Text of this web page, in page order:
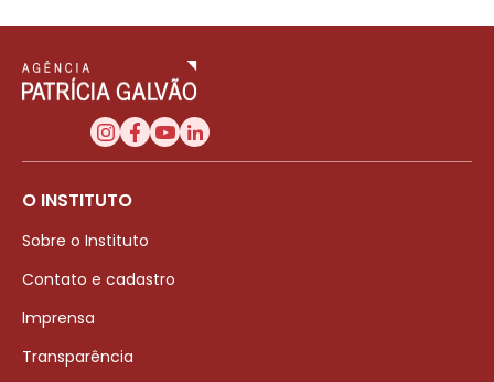
O INSTITUTO
Sobre o Instituto
Contato e cadastro
Imprensa
Transparência